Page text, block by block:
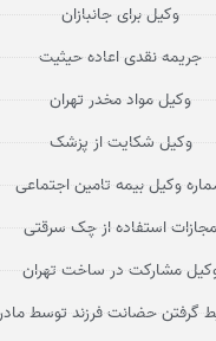
وکیل برای جانبازان
جریمه نقدی اعاده حیثیت
وکیل مواد مخدر تهران
وکیل شکایت از پزشک
وکیل بیمه تامین اجتماعی
مجازات استفاده از چک سرقتی
مشارکت در ساخت تهران
گرفتن حضانت فرزند توسط